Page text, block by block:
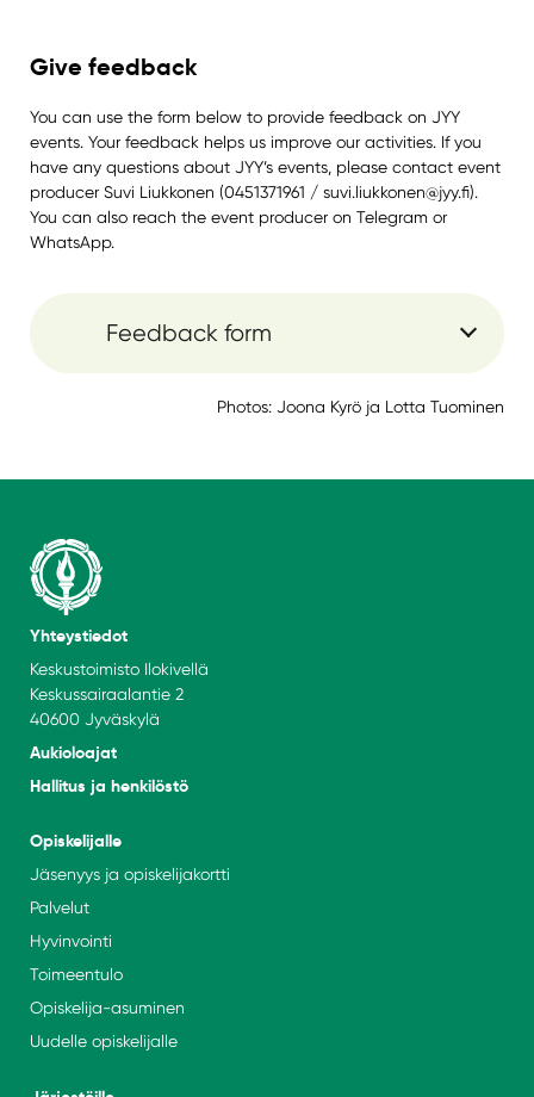
Give feedback
You can use the form below to provide feedback on JYY
events. Your feedback helps us improve our activities. If you
have any questions about JYY’s events, please contact event
producer Suvi Liukkonen (0451371961 / suvi.liukkonen@jyy.fi).
You can also reach the event producer on Telegram or
WhatsApp.
Feedback form
Photos: Joona Kyrö ja Lotta Tuominen
Yhteystiedot
Keskustoimisto Ilokivellä
Keskussairaalantie 2
40600 Jyväskylä
Aukioloajat
Hallitus ja henkilöstö
Opiskelijalle
Jäsenyys ja opiskelijakortti
Palvelut
Hyvinvointi
Toimeentulo
Opiskelija-asuminen
Uudelle opiskelijalle